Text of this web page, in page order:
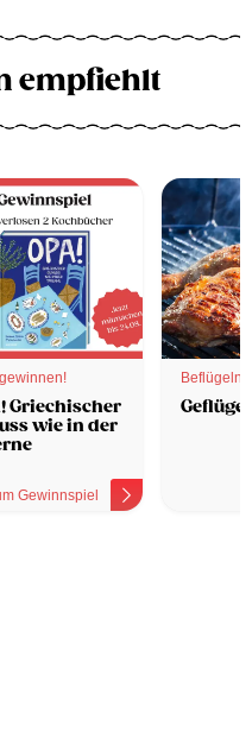
empfiehlt
Griechischer
wie in der
Gewinnspiel